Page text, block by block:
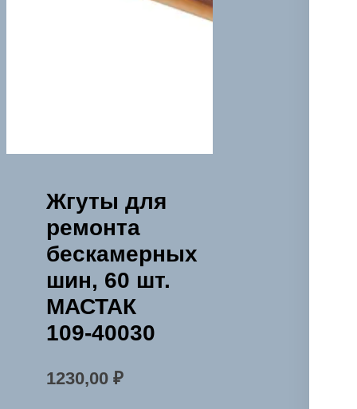
Жгуты для
ремонта
бескамерных
шин, 60 шт.
МАСТАК
109-40030
1230,00 ₽